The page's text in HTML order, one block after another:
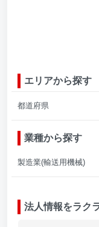
エリアから探す
都道府県
業種から探す
製造業(輸送用機械)
法人情報をラク